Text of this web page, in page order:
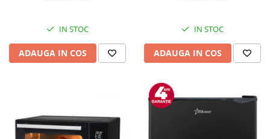
IN STOC
ADAUGA IN COS
IN STOC
ADAUGA IN COS